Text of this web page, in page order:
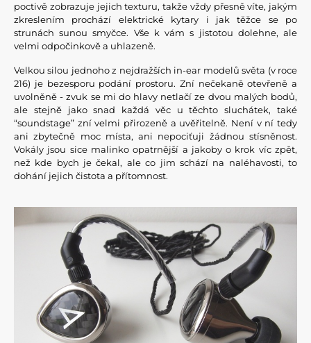
poctivě zobrazuje jejich texturu, takže vždy přesně víte, jakým
zkreslením prochází elektrické kytary i jak těžce se po
strunách sunou smyčce. Vše k vám s jistotou dolehne, ale
velmi odpočinkově a uhlazeně.
Velkou silou jednoho z nejdražších in-ear modelů světa (v roce
216) je bezesporu podání prostoru. Zní nečekaně otevřeně a
uvolněně - zvuk se mi do hlavy netlačí ze dvou malých bodů,
ale stejně jako snad každá věc u těchto sluchátek, také
“soundstage” zní velmi přirozeně a uvěřitelně. Není v ní tedy
ani zbytečně moc místa, ani nepociťuji žádnou stísněnost.
Vokály jsou sice malinko opatrnější a jakoby o krok víc zpět,
než kde bych je čekal, ale co jim schází na naléhavosti, to
dohání jejich čistota a přítomnost.